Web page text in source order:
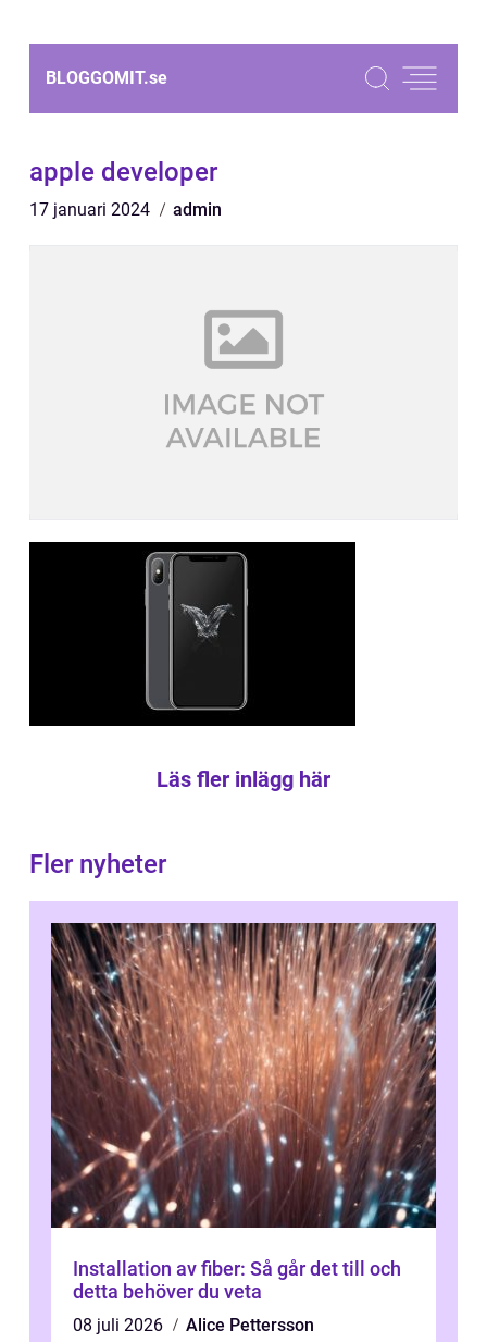
BLOGGOMIT.se
apple developer
17 januari 2024 admin
Läs fler inlägg här
Fler nyheter
Installation av fiber: Så går det till och
detta behöver du veta
08 juli 2026
Alice Pettersson